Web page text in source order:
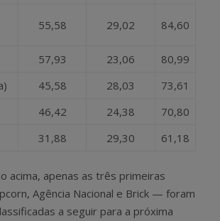
55,58 29,02 84,60
57,93 23,06
80,99
45,58 28,03
73,61
46,42 24,38
70,80
31,88 29,30 61,18
acima, apenas as três primeiras
Agência Nacional e Brick — foram
a seguir para a próxima